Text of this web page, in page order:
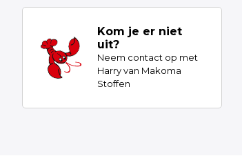
Kom je er niet
uit?
Neem contact op met
Harry van Makoma
Stoffen